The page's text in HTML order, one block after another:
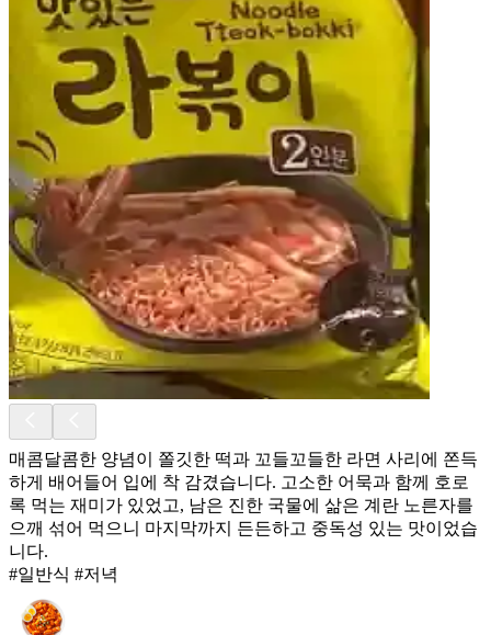
매콤달콤한 양념이 쫄깃한 떡과 꼬들꼬들한 라면 사리에 쫀득
하게 배어들어 입에 착 감겼습니다. 고소한 어묵과 함께 호로
록 먹는 재미가 있었고, 남은 진한 국물에 삶은 계란 노른자를
으깨 섞어 먹으니 마지막까지 든든하고 중독성 있는 맛이었습
니다.
#일반식 #저녁